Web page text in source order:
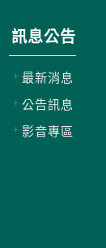
訊息公告
最新消息
公告訊息
影音專區